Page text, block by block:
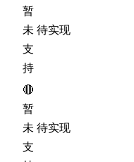
暂
未
支
持
待实现
🔴
暂
未
支
待实现